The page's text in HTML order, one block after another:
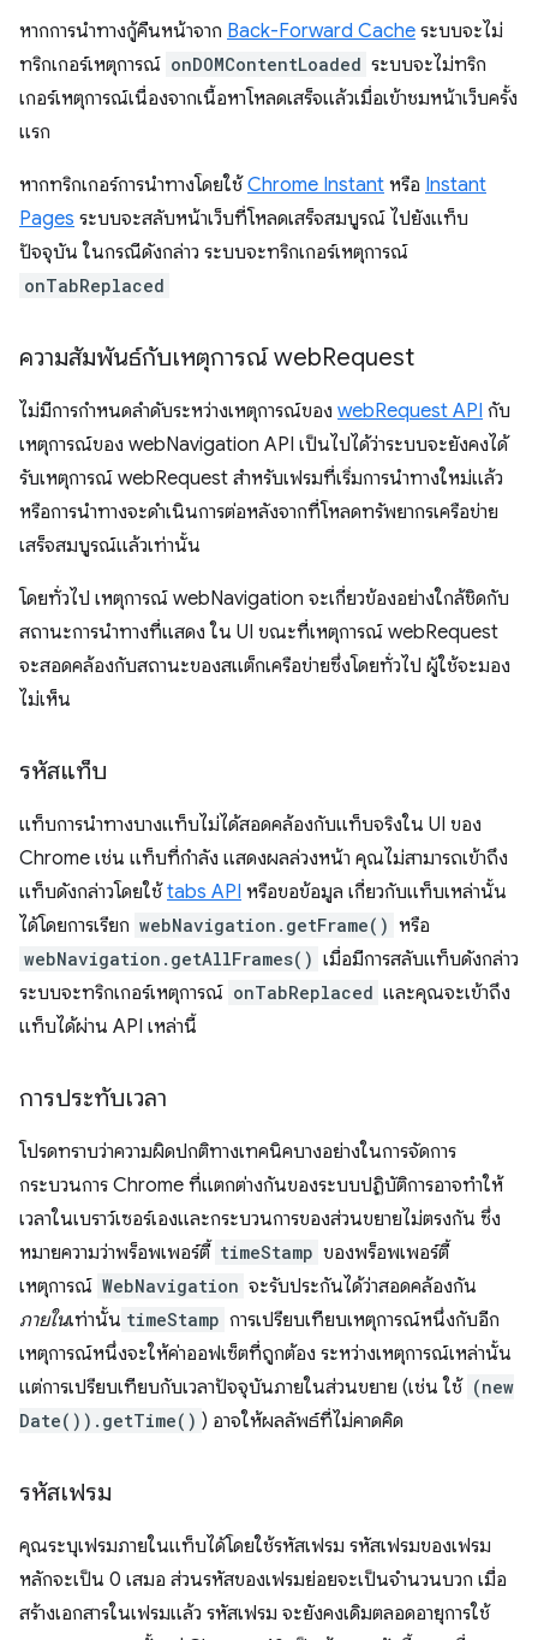
หากการนำทางกู้คืนหน้าจาก Back-Forward Cache ระบบจะไม่
ทริกเกอร์เหตุการณ์ onDOMContentLoaded ระบบจะไม่ทริก
เกอร์เหตุการณ์เนื่องจากเนื้อหาโหลดเสร็จแล้วเมื่อเข้าชมหน้าเว็บครั้ง
แรก
หากทริกเกอร์การนำทางโดยใช้ Chrome Instant หรือ Instant
Pages ระบบจะสลับหน้าเว็บที่โหลดเสร็จสมบูรณ์ ไปยังแท็บ
ปัจจุบัน ในกรณีดังกล่าว ระบบจะทริกเกอร์เหตุการณ์
onTabReplaced
ความสัมพันธ์กับเหตุการณ์ webRequest
ไม่มีการกำหนดลำดับระหว่างเหตุการณ์ของ webRequest API กับ
เหตุการณ์ของ webNavigation API เป็นไปได้ว่าระบบจะยังคงได้
รับเหตุการณ์ webRequest สำหรับเฟรมที่เริ่มการนำทางใหม่แล้ว
หรือการนำทางจะดำเนินการต่อหลังจากที่โหลดทรัพยากรเครือข่าย
เสร็จสมบูรณ์แล้วเท่านั้น
โดยทั่วไป เหตุการณ์ webNavigation จะเกี่ยวข้องอย่างใกล้ชิดกับ
สถานะการนำทางที่แสดง ใน UI ขณะที่เหตุการณ์ webRequest
จะสอดคล้องกับสถานะของสแต็กเครือข่ายซึ่งโดยทั่วไป ผู้ใช้จะมอง
ไม่เห็น
รหัสแท็บ
แท็บการนำทางบางแท็บไม่ได้สอดคล้องกับแท็บจริงใน UI ของ
Chrome เช่น แท็บที่กำลัง แสดงผลล่วงหน้า คุณไม่สามารถเข้าถึง
แท็บดังกล่าวโดยใช้ tabs API หรือขอข้อมูล เกี่ยวกับแท็บเหล่านั้น
ได้โดยการเรียก webNavigation.getFrame() หรือ
webNavigation.getAllFrames() เมื่อมีการสลับแท็บดังกล่าว
ระบบจะทริกเกอร์เหตุการณ์ onTabReplaced และคุณจะเข้าถึง
แท็บได้ผ่าน API เหล่านี้
การประทับเวลา
โปรดทราบว่าความผิดปกติทางเทคนิคบางอย่างในการจัดการ
กระบวนการ Chrome ที่แตกต่างกันของระบบปฏิบัติการอาจทำให้
เวลาในเบราว์เซอร์เองและกระบวนการของส่วนขยายไม่ตรงกัน ซึ่ง
หมายความว่าพร็อพเพอร์ตี้ timeStamp ของพร็อพเพอร์ตี้
เหตุการณ์ WebNavigation จะรับประกันได้ว่าสอดคล้องกัน
ภายในเท่านั้น timeStamp การเปรียบเทียบเหตุการณ์หนึ่งกับอีก
เหตุการณ์หนึ่งจะให้ค่าออฟเซ็ตที่ถูกต้อง ระหว่างเหตุการณ์เหล่านั้น
แต่การเปรียบเทียบกับเวลาปัจจุบันภายในส่วนขยาย (เช่น ใช้ (new
Date()).getTime() ) อาจให้ผลลัพธ์ที่ไม่คาดคิด
รหัสเฟรม
คุณระบุเฟรมภายในแท็บได้โดยใช้รหัสเฟรม รหัสเฟรมของเฟรม
หลักจะเป็น 0 เสมอ ส่วนรหัสของเฟรมย่อยจะเป็นจำนวนบวก เมื่อ
สร้างเอกสารในเฟรมแล้ว รหัสเฟรม จะยังคงเดิมตลอดอายุการใช้